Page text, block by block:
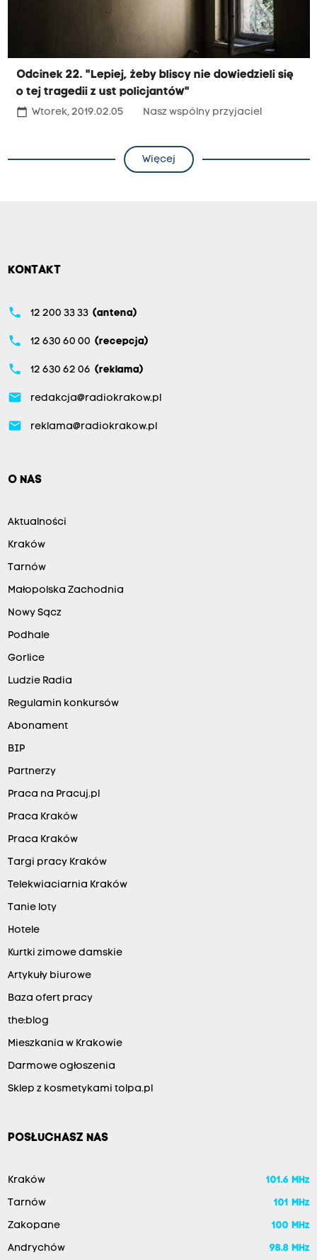
Odcinek 22. "Lepiej, żeby bliscy nie dowiedzieli się
o tej tragedii z ust policjantów"
calendar_today Wtorek, 2019.02.05 Nasz wspólny przyjaciel
Więcej
KONTAKT
phone 12 200 33 33 (antena)
phone 12 630 60 00 (recepcja)
phone 12 630 62 06 (reklama)
email redakcja@radiokrakow.pl
email reklama@radiokrakow.pl
O NAS
Aktualności
Kraków
Tarnów
Małopolska Zachodnia
Nowy Sącz
Podhale
Gorlice
Ludzie Radia
Regulamin konkursów
Abonament
BIP
Partnerzy
Praca na Pracuj.pl
Praca Kraków
Praca Kraków
Targi pracy Kraków
Telekwiaciarnia Kraków
Tanie loty
Hotele
Kurtki zimowe damskie
Artykuły biurowe
Baza ofert pracy
the:blog
Mieszkania w Krakowie
Darmowe ogłoszenia
Sklep z kosmetykami tolpa.pl
POSŁUCHASZ NAS
Kraków 101.6 MHz
Tarnów 101 MHz
Zakopane 100 MHz
Andrychów 98.8 MHz